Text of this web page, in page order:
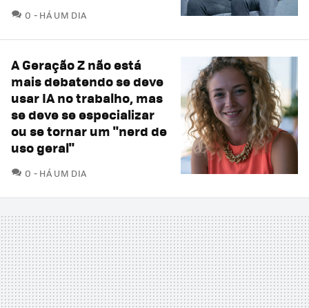
0 COMENTÁRIOS
HÁ UM DIA
A Geração Z não está
mais debatendo se deve
usar IA no trabalho, mas
se deve se especializar
ou se tornar um "nerd de
uso geral"
0 COMENTÁRIOS
HÁ UM DIA